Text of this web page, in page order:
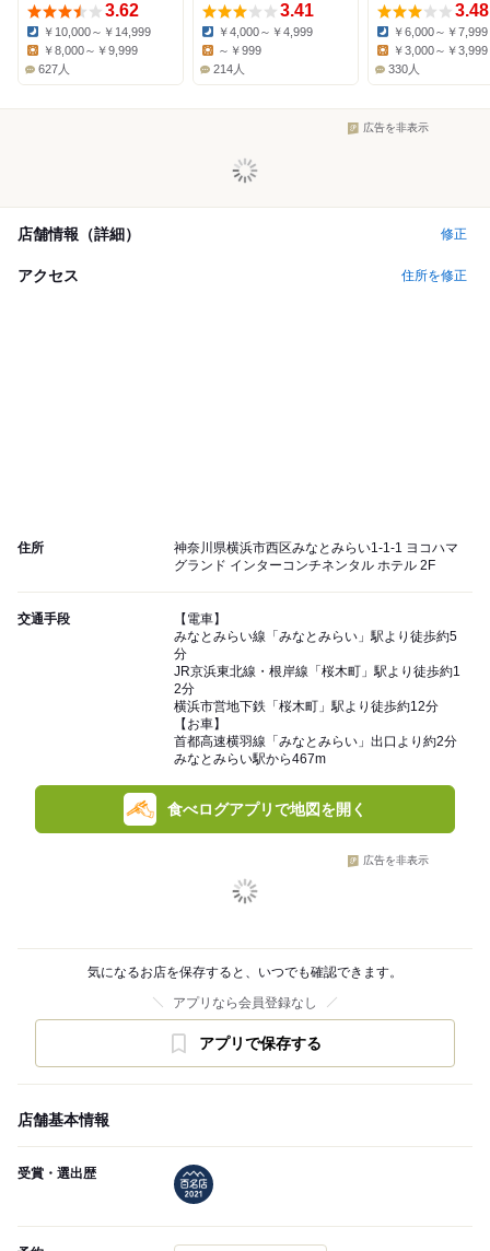
3.62
Dinner:
￥10,000～￥14,999
￥8,000～￥9,999
627人
3.41
Dinner:
￥4,000～￥4,999
～￥999
214人
3.48
Dinner:
￥6,000～￥7,999
￥3,000～￥3,999
330人
広告を非表示
店舗情報（詳細） 修正
アクセス 住所を修正
住所
神奈川県横浜市西区みなとみらい1-1-1 ヨコハマ
グランド インターコンチネンタル ホテル 2F
交通手段
【電車】
みなとみらい線「みなとみらい」駅より徒歩約5
分
JR京浜東北線・根岸線「桜木町」駅より徒歩約1
2分
横浜市営地下鉄「桜木町」駅より徒歩約12分
【お車】
首都高速横羽線「みなとみらい」出口より約2分
みなとみらい駅から467m
食べログアプリで地図を開く
広告を非表示
気になるお店を保存すると、いつでも確認できます。
アプリなら会員登録なし
アプリで保存する
店舗基本情報
受賞・選出歴